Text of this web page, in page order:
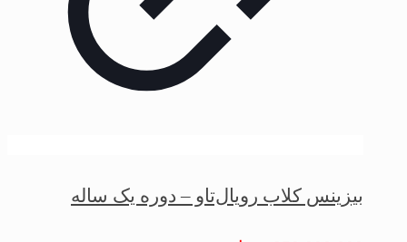
بیزینس کلاب رویال‌تاو – دوره یک ساله